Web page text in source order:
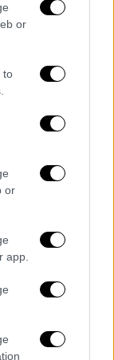
or
to
or
app.
πολιτικές,
ότι
2,8 δισ.-,
την
φόρου,
χρόνια
όταν θα
γιατί δεν
ως